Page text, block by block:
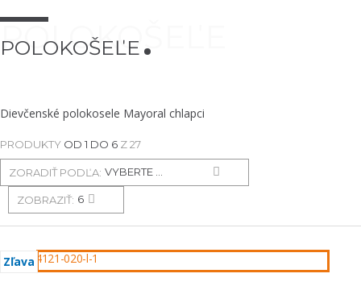
POLOKOŠEĽE
POLOKOŠEĽE
Dievčenské polokosele Mayoral chlapci
PRODUKTY OD 1 DO 6 Z 27
ZORADIŤ PODĽA:
ZOBRAZIŤ:
Zľava